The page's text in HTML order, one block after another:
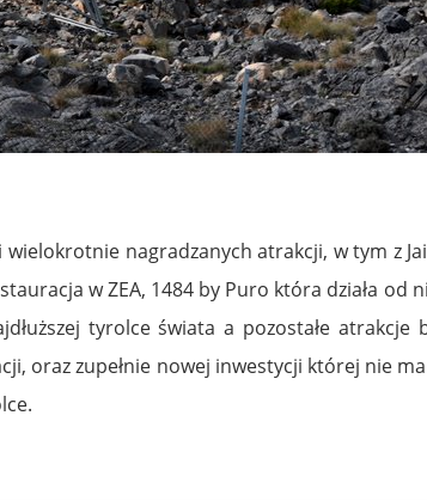
nagradzanych atrakcji, w tym z
w ZEA, 1484 by Puro która działa od
tyrolce świata a pozostałe atrakcje
oraz zupełnie nowej inwestycji której nie